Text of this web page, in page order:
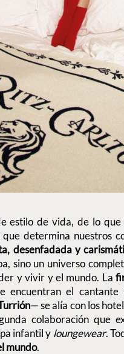
estilo de vida, de lo que
determina nuestros
desenfadada y
sino un universo
y vivir y el mundo. La
encuentran el cantante
— se alía con los
colaboración que
infantil y loungewear.
mundo.